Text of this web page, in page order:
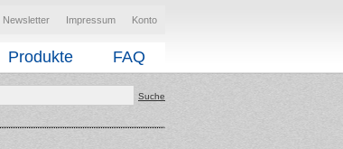
Newsletter Impressum Konto
Produkte FAQ
Suche